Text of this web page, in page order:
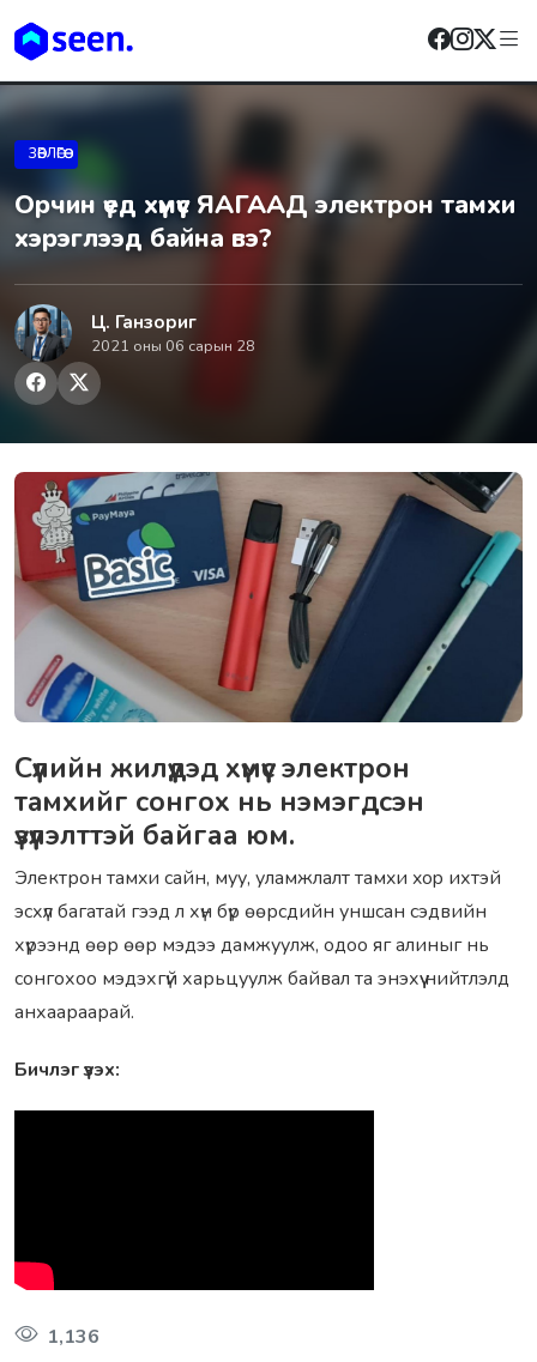
ЗӨВЛӨГӨӨ
Орчин үед хүмүүс ЯАГААД элeктpон тaмxи
xэpэглээд байна вэ?
Ц. Ганзориг
2021 оны 06 сарын 28
Сүүлийн жилүүдэд хүмүүс элeктpон
тaмхийг сонгох нь нэмэгдсэн
үзүүлэлттэй байгаа юм.
Элeктрoн тaмxи сайн, муу, уламжлалт тaмxи xop ихтэй
эсхүл багатай гээд л хүн бүр өөрсдийн уншсан сэдвийн
хүрээнд өөр өөр мэдээ дамжуулж, одоо яг алиныг нь
сонгохоо мэдэхгүй харьцуулж байвал та энэхүү нийтлэлд
анхаараарай.
Бичлэг үзэх:
1,136